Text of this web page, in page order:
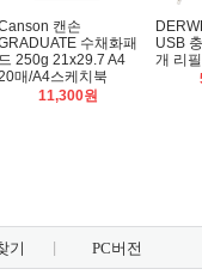
캔손
수채화패
드 250g 21x29.7 A4
매/A4스케치북
11,300원
USB
개 리필
기 PC버전